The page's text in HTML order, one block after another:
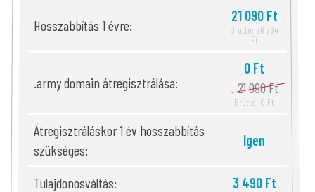
Hosszabbítás 1 évre:
21 090 Ft
Bruttó: 26 784
Ft
.army domain átregisztrálása:
0 Ft
21 090 Ft
Bruttó: 0 Ft
Átregisztráláskor 1 év hosszabbítás
szükséges:
Igen
Tulajdonosváltás:
3 490 Ft